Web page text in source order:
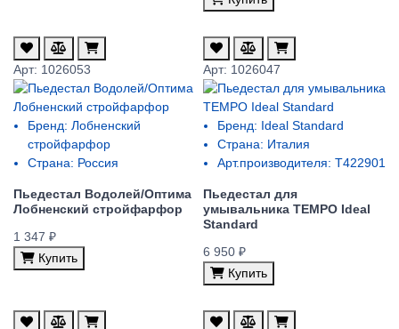
Арт: 1026053
Бренд: Лобненский
стройфарфор
Страна: Россия
Пьедестал Водолей/Оптима
Лобненский стройфарфор
1 347 ₽
Купить
Арт: 1026047
Бренд: Ideal Standard
Страна: Италия
Арт.производителя: T422901
Пьедестал для
умывальника TEMPO Ideal
Standard
6 950 ₽
Купить